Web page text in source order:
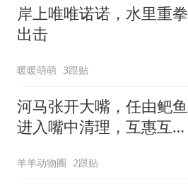
岸上唯唯诺诺，水里重拳
出击
暖暖萌萌 3跟贴
河马张开大嘴，任由鲃鱼
进入嘴中清理，互惠互利
羊羊动物圈 2跟贴